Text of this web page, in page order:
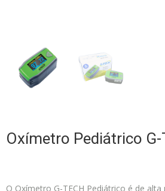
Oxímetro Pediátrico G-
O Oxímetro G-TECH Pediátrico é de